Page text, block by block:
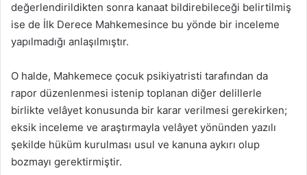
değerlendirildikten sonra kanaat bildirebileceği belirtilmiş
ise de İlk Derece Mahkemesince bu yönde bir inceleme
yapılmadığı anlaşılmıştır.
O halde, Mahkemece çocuk psikiyatristi tarafından da
rapor düzenlenmesi istenip toplanan diğer delillerle
birlikte velâyet konusunda bir karar verilmesi gerekirken;
eksik inceleme ve araştırmayla velâyet yönünden yazılı
şekilde hüküm kurulması usul ve kanuna aykırı olup
bozmayı gerektirmiştir.